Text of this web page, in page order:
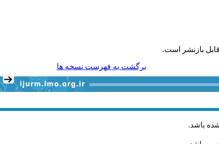
قابل بازنشر است.
برگشت به فهرست نسخه ها
باشد.